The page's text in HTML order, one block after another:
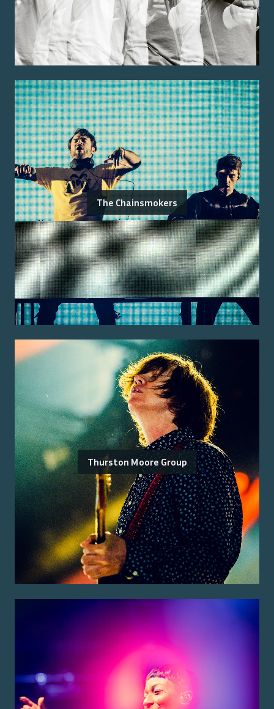
The Chainsmokers
Thurston Moore Group